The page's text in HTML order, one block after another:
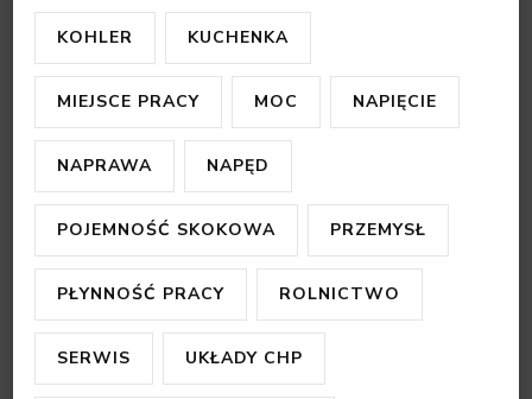
KOHLER KUCHENKA
MIEJSCE PRACY MOC NAPIĘCIE
NAPRAWA NAPĘD
POJEMNOŚĆ SKOKOWA PRZEMYSŁ
PŁYNNOŚĆ PRACY ROLNICTWO
SERWIS UKŁADY CHP